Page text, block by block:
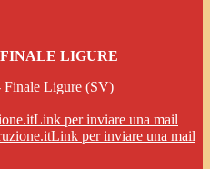
LIGURE
Finale Ligure (SV)
Link per inviare una mail
Link per inviare una mail